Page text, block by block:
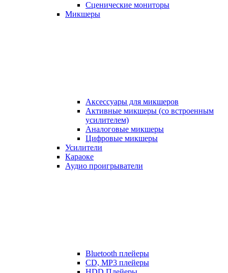
Сценические мониторы
Микшеры
Аксессуары для микшеров
Активные микшеры (со встроенным
усилителем)
Аналоговые микшеры
Цифровые микшеры
Усилители
Караоке
Аудио проигрыватели
Bluetooth плейеры
CD, MP3 плейеры